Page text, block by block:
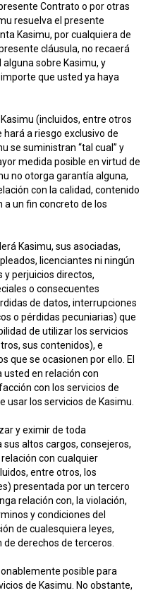
Contrato o por otras
resuelva el presente
Kasimu, por cualquiera de
cláusula, no recaerá
sobre Kasimu, y
que usted ya haya
(incluidos, entre otros
a riesgo exclusivo de
se suministran “tal cual” y
medida posible en virtud de
no otorga garantía alguna,
con la calidad, contenido
a un fin concreto de los
Kasimu, sus asociadas,
licenciantes ni ningún
y perjuicios directos,
o consecuentes
de datos, interrupciones
o pérdidas pecuniarias) que
de utilizar los servicios
sus contenidos), e
que se ocasionen por ello. El
usted en relación con
con los servicios de
usar los servicios de Kasimu.
y eximir de toda
altos cargos, consejeros,
con cualquier
entre otros, los
presentada por un tercero
relación con, la violación,
y condiciones del
de cualesquiera leyes,
derechos de terceros.
posible para
de Kasimu. No obstante,